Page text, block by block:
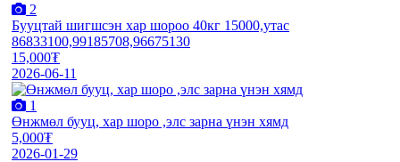
2
Бууцтай шигшсэн хар шороо 40кг 15000,утас
86833100,99185708,96675130
15,000₮
2026-06-11
1
Өнжмөл бууц, хар шоро ,элс зарна үнэн хямд
5,000₮
2026-01-29